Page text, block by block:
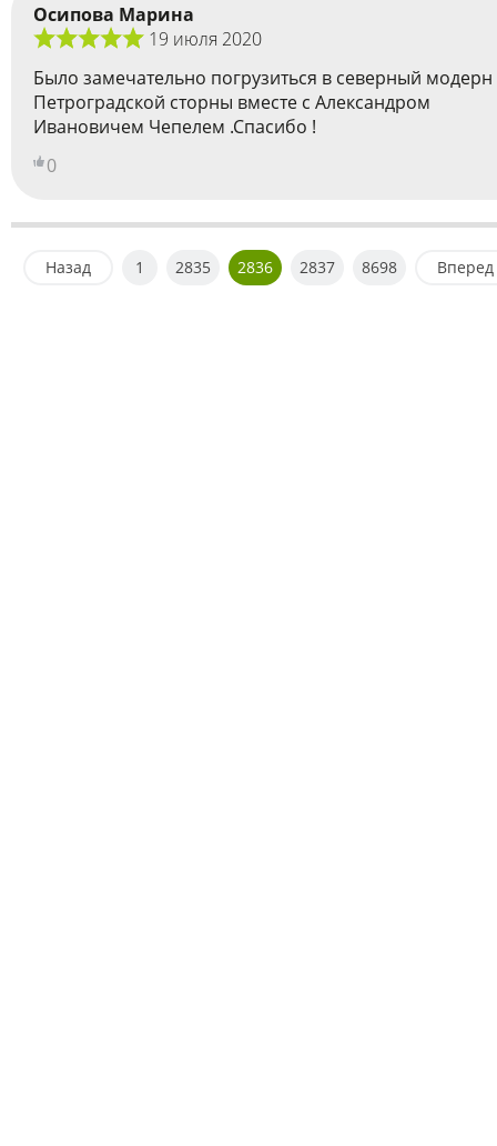
Осипова Марина
19 июля 2020
Было замечательно погрузиться в северный модерн
Петроградской сторны вместе с Александром
Ивановичем Чепелем .Спасибо !
0
Назад 1 2835 2836 2837 8698 Вперед